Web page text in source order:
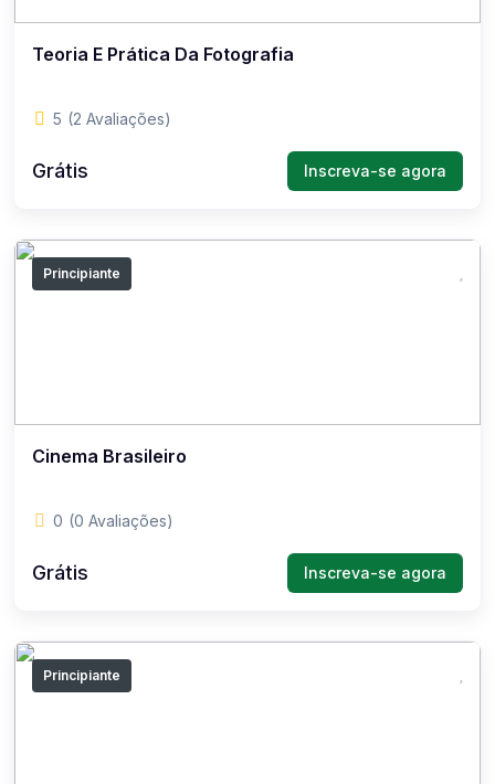
Teoria E Prática Da Fotografia
5 (2 Avaliações)
Grátis Inscreva-se agora
Principiante
Cinema Brasileiro
0 (0 Avaliações)
Grátis Inscreva-se agora
Principiante